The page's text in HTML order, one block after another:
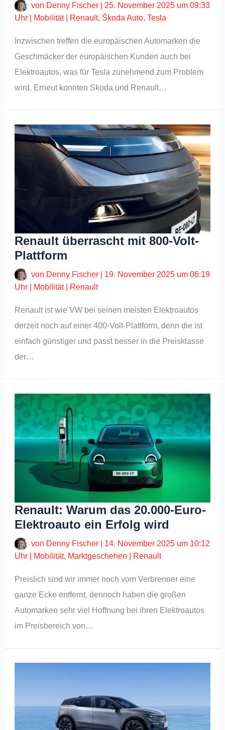
von Denny Fischer
25. November 2025 um 09:33
Uhr
Mobilität| Renault, Škoda Auto,Tesla
Inzwischen treffen die europäischen Automarken die
Geschmäcker der europäischen Kunden auch bei
Elektroautos, was für Tesla zunehmend zum Problem
wird. Erneut konnten Skoda und Renault…
Renault überrascht mit 800-Volt-
Plattform
von Denny Fischer
19. November 2025 um 06:19
Uhr
Mobilität| Renault
Renault ist wie VW bei seinen meisten Elektroautos
derzeit noch auf einer 400-Volt-Plattform, denn die ist
einfach günstiger und passt besser in die Preisklasse
der…
Renault: Warum das 20.000-Euro-
Elektroauto ein Erfolg wird
von Denny Fischer
14. November 2025 um 10:12
Uhr
Mobilität, Marktgeschehen Renault
Preislich sind wir immer noch vom Verbrenner eine
ganze Ecke entfernt, dennoch haben die großen
Automarken sehr viel Hoffnung bei ihren Elektroautos
im Preisbereich von…